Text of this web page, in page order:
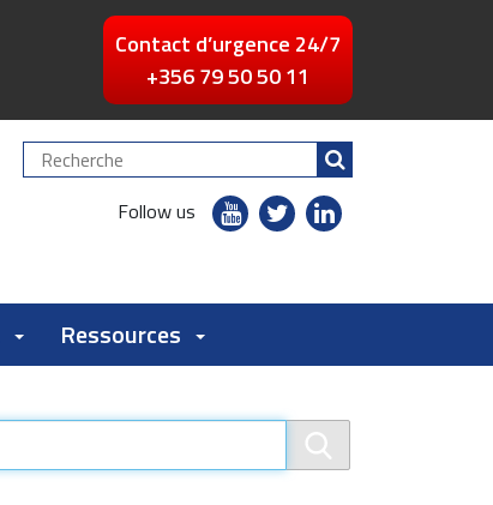
Contact d’urgence 24/7
+356 79 50 50 11
Chercher
par
Follow us
youtubetwitterlinkedin
Ressources